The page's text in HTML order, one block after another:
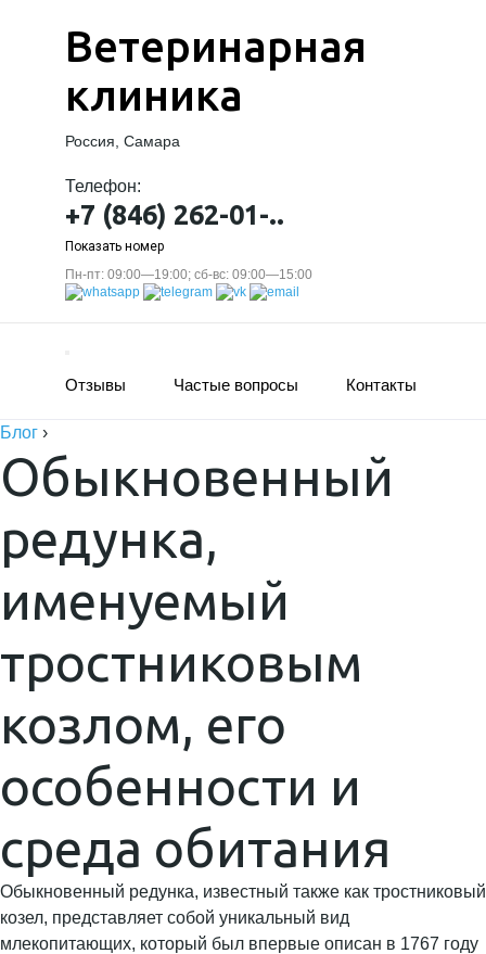
Ветеринарная
клиника
Россия, Самара
Телефон:
+7 (846) 262-01-..
Показать номер
Пн-пт: 09:00—19:00; сб-вс: 09:00—15:00
Отзывы Частые вопросы Контакты
Блог ›
Обыкновенный
редунка,
именуемый
тростниковым
козлом, его
особенности и
среда обитания
Обыкновенный редунка, известный также как тростниковый
козел, представляет собой уникальный вид
млекопитающих, который был впервые описан в 1767 году